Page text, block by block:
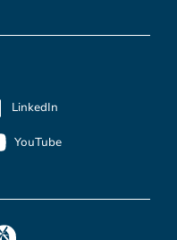
LinkedIn
YouTube